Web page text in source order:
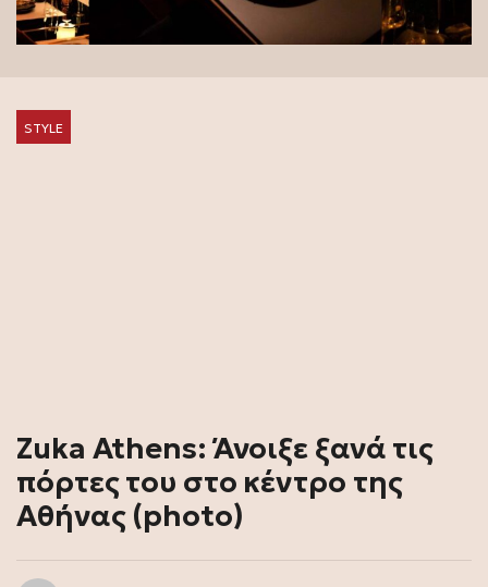
STYLE
Zuka Athens: Άνοιξε ξανά τις
πόρτες του στο κέντρο της
Αθήνας (photo)